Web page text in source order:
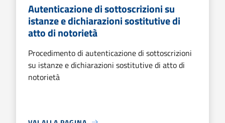
Autenticazione di sottoscrizioni su
istanze e dichiarazioni sostitutive di
atto di notorietà
Procedimento di autenticazione di sottoscrizioni
su istanze e dichiarazioni sostitutive di atto di
notorietà